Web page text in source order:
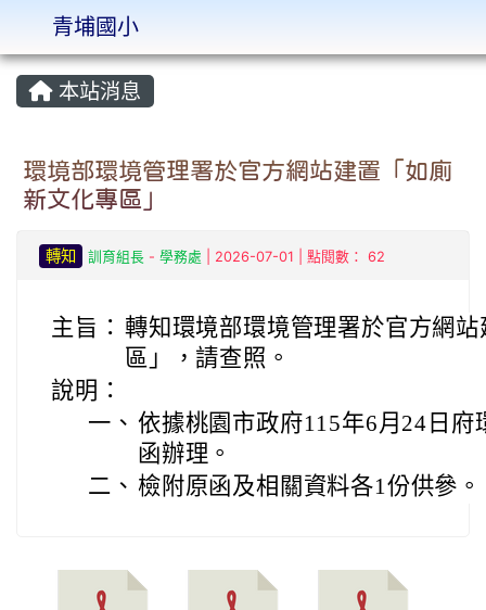
:::
本站消息
環境部環境管理署於官方網站建置「如廁
新文化專區」
轉知 訓育組長- 學務處 | 2026-07-01 | 點閱數： 62
主旨： 轉知環境部環境管理署於官方網
區」，請查照。
說明：
一、 依據桃園市政府115年6月24日府
函辦理。
二、 檢附原函及相關資料各1份供參。
青埔國小